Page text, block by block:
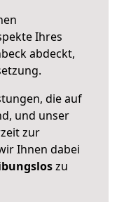
Ihres
abdeckt,
die auf
und unser
zur
Ihnen dabei
zu